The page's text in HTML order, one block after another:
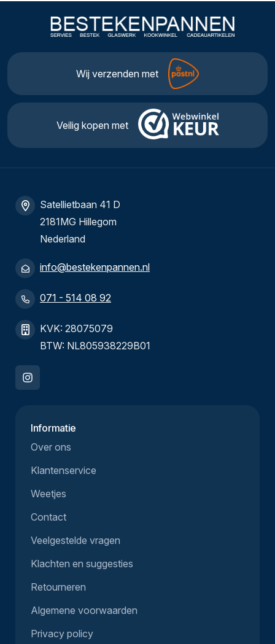
Wij verzenden met
Veilig kopen met
Satellietbaan 41 D
2181MG Hillegom
Nederland
info@bestekenpannen.nl
071 - 514 08 92
KVK: 28075079
BTW: NL805938229B01
Informatie
Over ons
Klantenservice
Weetjes
Contact
Veelgestelde vragen
Klachten en suggesties
Retourneren
Algemene voorwaarden
Privacy policy